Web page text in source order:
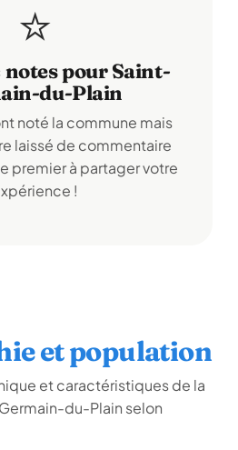
⭐
notes pour Saint-
du-Plain
noté la commune mais
laissé de commentaire
premier à partager votre
!
et population
et caractéristiques de la
du-Plain selon